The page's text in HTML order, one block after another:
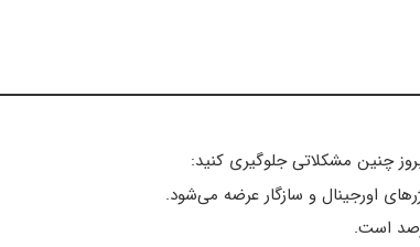
چنین مشکلاتی جلوگیری کنید:
اورجینال و سازگار عرضه می‌شود.